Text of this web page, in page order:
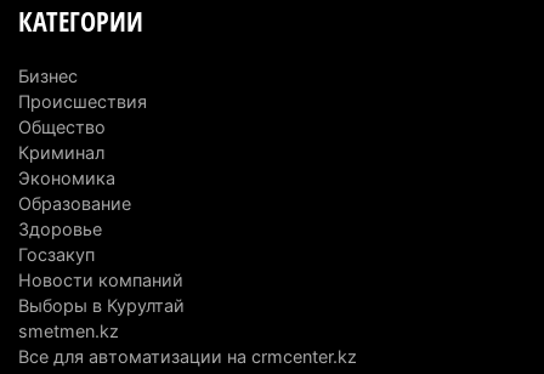
количеством избирателей
«От экспорта сырья - к сложным
производствам»: партия «Әділет» представила в
Актобе план диверсификации
3 августа 2026 г. 20:46
Солдат-срочник выпал из окна четвертого этажа
казармы в Конаеве
3 августа 2026 г. 18:08
КАТЕГОРИИ
Бизнес
Происшествия
Общество
Криминал
Экономика
Образование
Здоровье
Госзакуп
Новости компаний
Выборы в Курултай
smetmen.kz
Все для автоматизации на crmcenter.kz